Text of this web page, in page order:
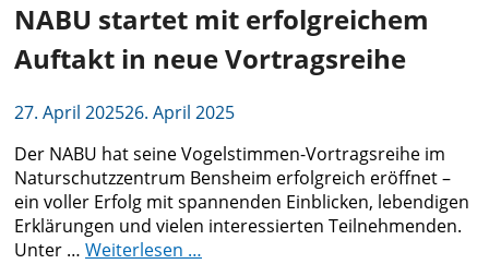
NABU startet mit erfolgreichem
Auftakt in neue Vortragsreihe
27. April 202526. April 2025
Der NABU hat seine Vogelstimmen-Vortragsreihe im
Naturschutzzentrum Bensheim erfolgreich eröffnet –
ein voller Erfolg mit spannenden Einblicken, lebendigen
Erklärungen und vielen interessierten Teilnehmenden.
Unter … Weiterlesen …